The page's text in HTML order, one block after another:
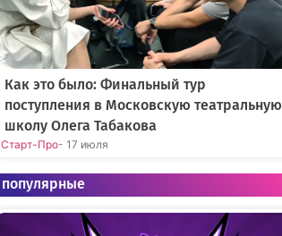
Как это было: Финальный тур
поступления в Московскую театральную
школу Олега Табакова
Старт-Про- 17 июля
популярные